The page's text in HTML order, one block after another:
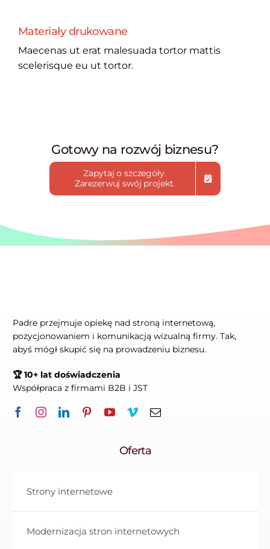
Materiały drukowane
Maecenas ut erat malesuada tortor mattis
scelerisque eu ut tortor.
Gotowy na rozwój biznesu?
Zapytaj o szczegóły.
Zarezerwuj swój projekt.
Padre przejmuje opiekę nad stroną internetową,
pozycjonowaniem i komunikacją wizualną firmy. Tak,
abyś mógł skupić się na prowadzeniu biznesu.
🏆 10+ lat doświadczenia
Współpraca z firmami B2B i JST
Oferta
Strony internetowe
Modernizacja stron internetowych